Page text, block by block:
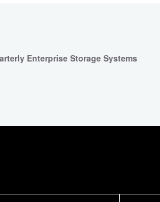
Enterprise Storage Systems